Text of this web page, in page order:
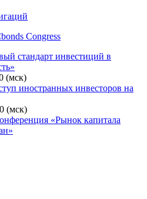
Congress
стандарт инвестиций в
(мск)
иностранных инвесторов на
«Рынок капитала